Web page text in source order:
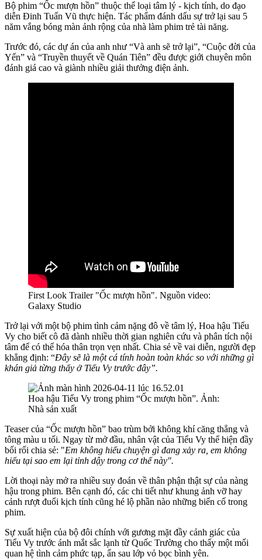
Bộ phim “Ốc mượn hồn” thuộc thể loại tâm lý - kịch tính, do đạo
diễn Đinh Tuấn Vũ thực hiện. Tác phẩm đánh dấu sự trở lại sau 5
năm vắng bóng màn ảnh rộng của nhà làm phim trẻ tài năng.
Trước đó, các dự án của anh như “Và anh sẽ trở lại”, “Cuộc đời của
Yến” và “Truyền thuyết về Quán Tiên” đều được giới chuyên môn
đánh giá cao và giành nhiều giải thưởng điện ảnh.
First Look Trailer "Ốc mượn hồn". Nguồn video:
Galaxy Studio
Trở lại với một bộ phim tình cảm nặng đô về tâm lý, Hoa hậu Tiểu
Vy cho biết cô đã dành nhiều thời gian nghiên cứu và phân tích nội
tâm để có thể hóa thân trọn vẹn nhất. Chia sẻ về vai diễn, người đẹp
khẳng định: “Đây sẽ là một cá tính hoàn toàn khác so với những gì
khán giả từng thấy ở Tiểu Vy trước đây”.
Hoa hậu Tiểu Vy trong phim “Ốc mượn hồn”. Ảnh:
Nhà sản xuất
Teaser của “Ốc mượn hồn” bao trùm bởi không khí căng thẳng và
tông màu u tối. Ngay từ mở đầu, nhân vật của Tiểu Vy thể hiện đầy
bối rối chia sẻ: "Em không hiểu chuyện gì đang xảy ra, em không
hiểu tại sao em lại tỉnh dậy trong cơ thể này".
Lời thoại này mở ra nhiều suy đoán về thân phận thật sự của nàng
hậu trong phim. Bên cạnh đó, các chi tiết như khung ảnh vỡ hay
cảnh rượt đuổi kịch tính cũng hé lộ phần nào những biến cố trong
phim.
Sự xuất hiện của bộ đôi chính với gương mặt đầy cảnh giác của
Tiểu Vy trước ánh mắt sắc lạnh từ Quốc Trường cho thấy một mối
quan hệ tình cảm phức tạp, ẩn sau lớp vỏ bọc bình yên.